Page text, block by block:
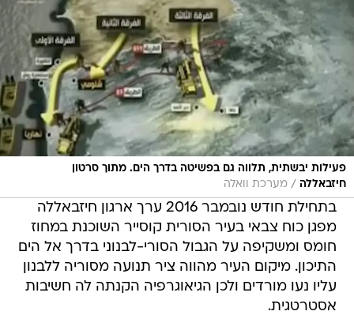
פעילות יבשתית, תלווה גם בפשיטה בדרך הים. מתוך סרטון
חיזבאללה / מערכת וואלה
בתחילת חודש נובמבר 2016 ערך ארגון חיזבאללה
מפגן כוח צבאי בעיר הסורית קוסייר השוכנת במחוז
חומס ומשקיפה על הגבול הסורי-לבנוני בדרך אל הים
התיכון. מיקום העיר מהווה ציר תנועה מסוריה ללבנון
עליו נעו מורדים ולכן הגיאוגרפיה הקנתה לה חשיבות
אסטרטגית.